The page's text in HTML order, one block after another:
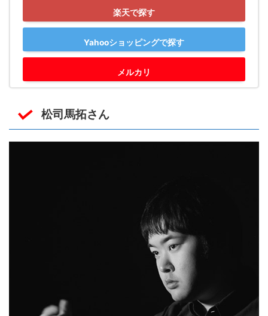
楽天で探す
Yahooショッピングで探す
メルカリ
松司馬拓さん